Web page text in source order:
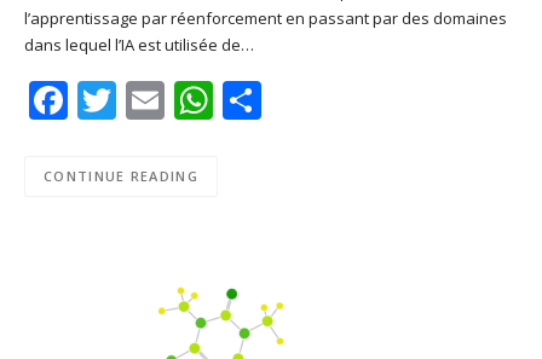
Podcast Addict RSS
Spotify
RSS FEED
EMBED
l’apprentissage par réenforcement en passant par des domaines
dans lequel l’IA est utilisée de…
Facebook
Twitter
EmailWhatsApp
CONTINUE READING